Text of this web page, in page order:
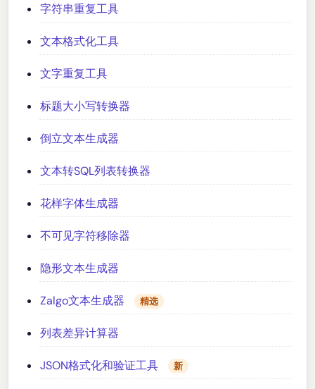
字符串重复工具
文本格式化工具
文字重复工具
标题大小写转换器
倒立文本生成器
文本转SQL列表转换器
花样字体生成器
不可见字符移除器
隐形文本生成器
Zalgo文本生成器 精选
列表差异计算器
JSON格式化和验证工具 新